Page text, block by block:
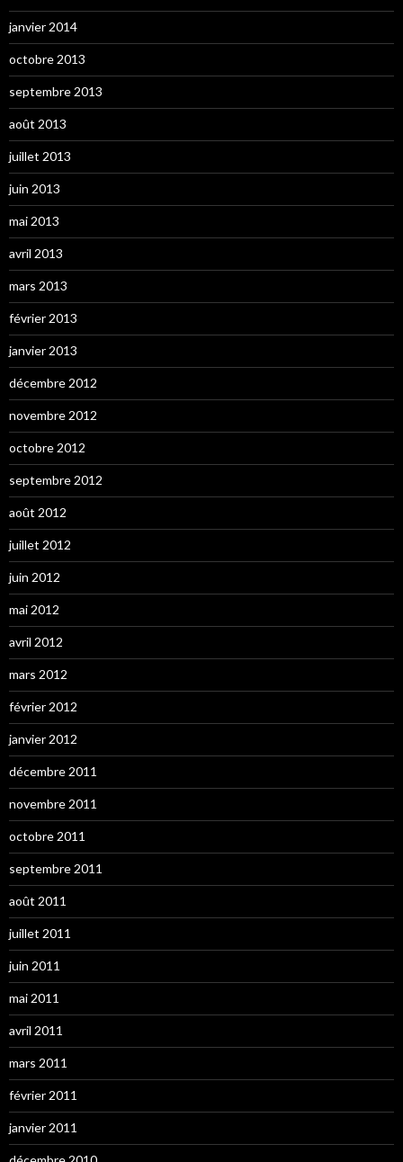
janvier 2014
octobre 2013
septembre 2013
août 2013
juillet 2013
juin 2013
mai 2013
avril 2013
mars 2013
février 2013
janvier 2013
décembre 2012
novembre 2012
octobre 2012
septembre 2012
août 2012
juillet 2012
juin 2012
mai 2012
avril 2012
mars 2012
février 2012
janvier 2012
décembre 2011
novembre 2011
octobre 2011
septembre 2011
août 2011
juillet 2011
juin 2011
mai 2011
avril 2011
mars 2011
février 2011
janvier 2011